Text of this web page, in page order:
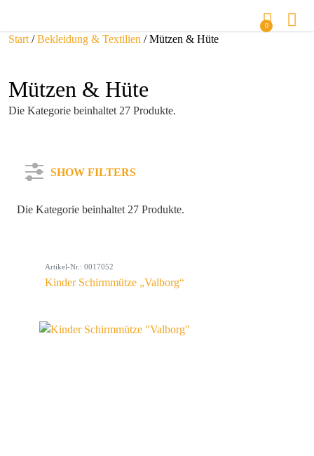
0
Start /Bekleidung & Textilien / Mützen & Hüte
Mützen & Hüte
Die Kategorie beinhaltet 27 Produkte.
SHOW FILTERS
Farbe
Die Kategorie beinhaltet 27 Produkte.
Artikel-Nr.: 0017052
Kinder Schirmmütze „Valborg“